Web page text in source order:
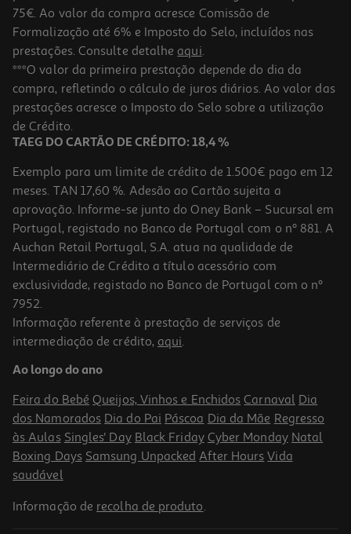
Champô Evoluderm Karité 1 Lt
5.85 €/Lt
5,85 €
Champô Evoluderm Cab Seco Huile Précieuse 1 Lt
5.85 €/Lt
5,85 €
75€. Ao valor da compra acresce Comissão de
Formalização até 6% e Imposto do Selo, incluídos nas
prestações. Consulte detalhe aqui.
***O valor da primeira prestação depende do dia da
compra, refletindo o cálculo de juros diários. Ao valor das
prestações acresce o Imposto do Selo sobre a utilização
de Crédito.
TAEG DO CARTÃO DE CRÉDITO: 18,4 %
Exemplo para um limite de crédito de 1.500€ pago em 12
meses. TAN 17,60 %. Adesão ao Cartão sujeita a
aprovação. Informe-se junto do Oney Bank – Sucursal em
Portugal, registado no Banco de Portugal com o nº 881. A
Auchan Retail Portugal, S.A. atua na qualidade de
Intermediário de Crédito a título acessório com
exclusividade, registado no Banco de Portugal com o nº
7952.
Informação referente à prestação de serviços de
intermediação de crédito, aqui.
Ao longo do ano
Feira do Bebé Queijos, Vinhos e Enchidos Carnaval Dia
dos Namorados Dia do Pai Páscoa Dia da Mãe Regresso
às Aulas Singles' Day Black Friday Cyber Monday Natal
Boxing Days Samsung Unpacked After Hours Vida
saudável
Informação de recolha de produto.